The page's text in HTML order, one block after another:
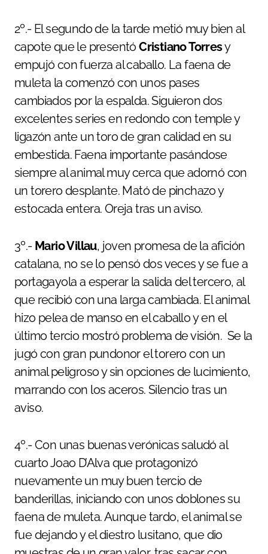
2º.- El segundo de la tarde metió muy bien al
capote que le presentóCristiano Torresy
empujó con fuerza al caballo. La faena de
muleta la comenzó con unos pases
cambiados por la espalda. Siguieron dos
excelentes series en redondo con temple y
ligazón ante un toro de gran calidad en su
embestida. Faena importante pasándose
siempre al animal muy cerca que adornó con
un torero desplante. Mató de pinchazo y
estocada entera. Oreja tras un aviso.
3º.- Mario Villau, joven promesa de la afición
catalana, no se lo pensó dos veces y se fue a
portagayola a esperar la salida del tercero, al
que recibió con una larga cambiada. El animal
hizo pelea de manso en el caballo y en el
último tercio mostró problema de visión. Se la
jugó con gran pundonor el torero con un
animal peligroso y sin opciones de lucimiento,
marrando con los aceros. Silencio tras un
aviso.
4º.- Con unas buenas verónicas saludó al
cuarto Joao D’Alva que protagonizó
nuevamente un muy buen tercio de
banderillas, iniciando con unos doblones su
faena de muleta. Aunque tardo, el animal se
fue dejando y el diestro lusitano, que dio